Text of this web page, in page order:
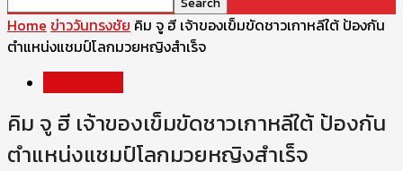
Home ข่าววันทรงชัย คิม จู ฮี เจ้าของเข็มขัดชาวเกาหลีใต้ ป้องกัน
ตำแหน่งแชมป์โลกมวยหญิงสำเร็จ
คิม จู ฮี เจ้าของเข็มขัดชาวเกาหลีใต้ ป้องกัน
ตำแหน่งแชมป์โลกมวยหญิงสำเร็จ